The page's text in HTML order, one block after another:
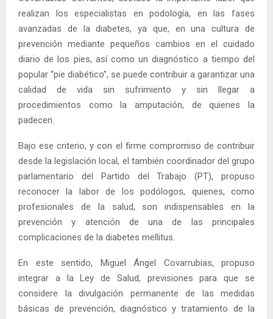
realizan los especialistas en podología, en las fases
avanzadas de la diabetes, ya que, en una cultura de
prevención mediante pequeños cambios en el cuidado
diario de los pies, así como un diagnóstico a tiempo del
popular “pie diabético”, se puede contribuir a garantizar una
calidad de vida sin sufrimiento y sin llegar a
procedimientos como la amputación, de quienes la
padecen.
Bajo ese criterio, y con el firme compromiso de contribuir
desde la legislación local, el también coordinador del grupo
parlamentario del Partido del Trabajo (PT), propuso
reconocer la labor de los podólogos, quienes, como
profesionales de la salud, son indispensables en la
prevención y atención de una de las principales
complicaciones de la diabetes mellitus.
En este sentido, Miguel Ángel Covarrubias, propuso
integrar a la Ley de Salud, previsiones para que se
considere la divulgación permanente de las medidas
básicas de prevención, diagnóstico y tratamiento de la